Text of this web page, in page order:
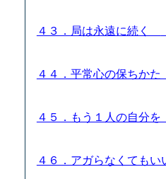
４３．局は永遠に続く
４４．平常心の保ちかた
４５．もう１人の自分を
４６．アガらなくても